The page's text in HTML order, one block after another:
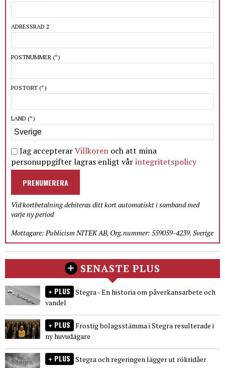
ADRESSRAD 2
POSTNUMMER (*)
POSTORT (*)
LAND (*)
Jag accepterarVillkoren och att mina
personuppgifter lagras enligt vårintegritetspolicy
PRENUMERERA
Vid kortbetalning debiteras ditt kort automatiskt i samband med
varje ny period
Mottagare: Publicism NITEK AB, Org.nummer: 559059-4239. Sverige
SENASTE PLUS
PLUS Stegra - En historia om påverkansarbete och
vandel
PLUS Frostig bolagsstämma i Stegra resulterade i
ny huvudägare
PLUS Stegra och regeringen lägger ut rökridåer